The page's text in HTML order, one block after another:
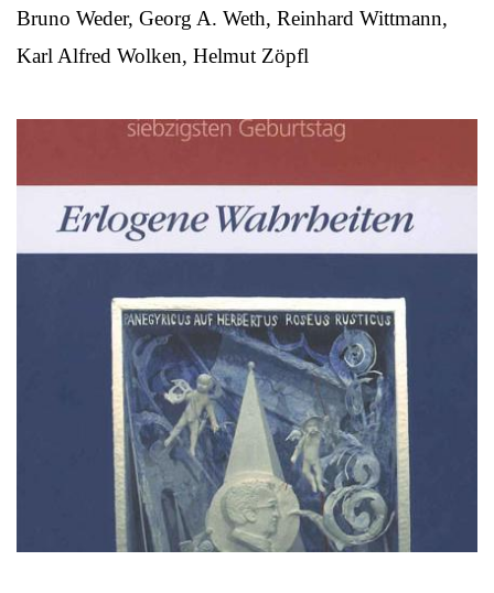
Bruno Weder, Georg A. Weth, Reinhard Wittmann,
Karl Alfred Wolken, Helmut Zöpfl